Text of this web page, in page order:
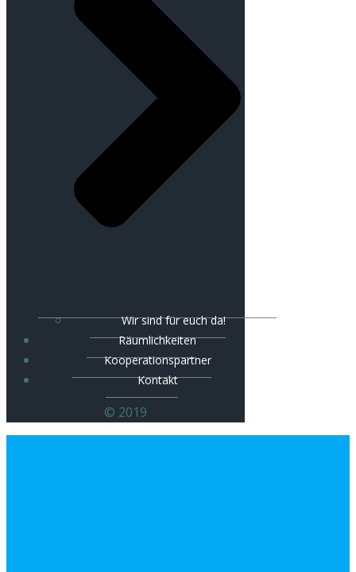
Wir sind für euch da!
Räumlichkeiten
Kooperationspartner
Kontakt
© 2019